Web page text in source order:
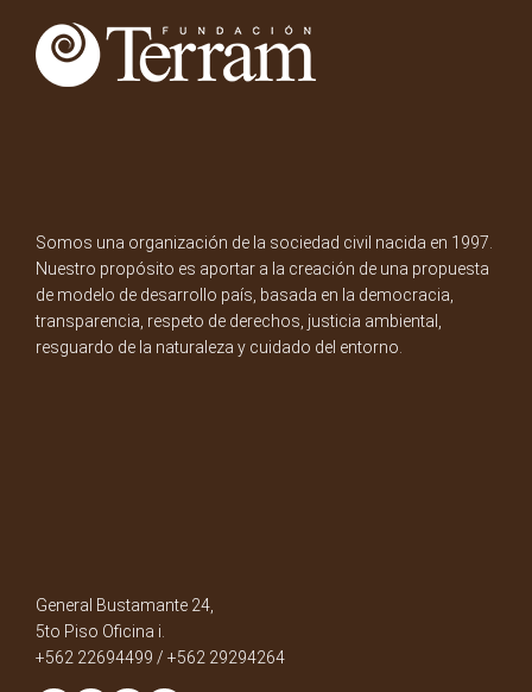
Somos una organización de la sociedad civil nacida en 1997.
Nuestro propósito es aportar a la creación de una propuesta
de modelo de desarrollo país, basada en la democracia,
transparencia, respeto de derechos, justicia ambiental,
resguardo de la naturaleza y cuidado del entorno.
General Bustamante 24,
5to Piso Oficina i.
+562 22694499 / +562 29294264